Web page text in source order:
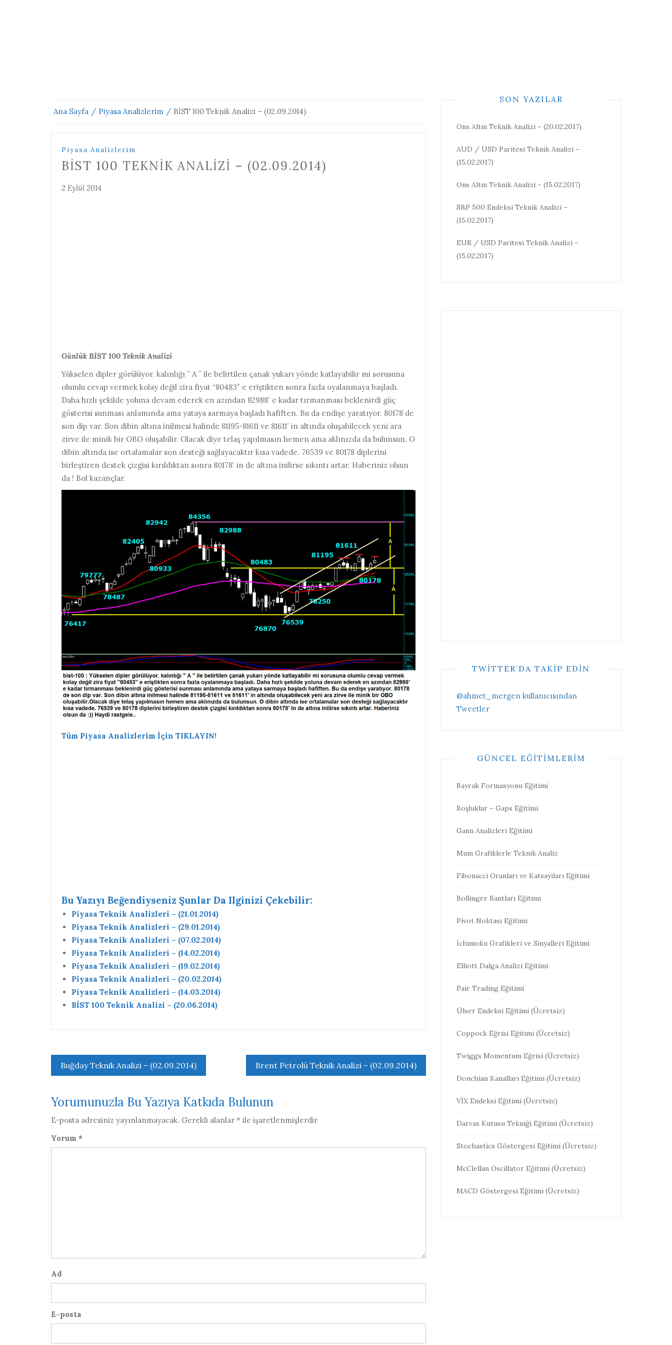
Ana Sayfa Piyasa Analizlerim BİST 100 Teknik Analizi – (02.09.2014)
Piyasa Analizlerim
BİST 100 TEKNIK ANALIZI – (02.09.2014)
2 Eylül 2014
Günlük BİST 100 Teknik Analizi
Yükselen dipler görülüyor. kalınlığı ” A ” ile belirtilen çanak yukarı yönde katlayabilir mi sorusuna
olumlu cevap vermek kolay değil zira fiyat “80483″ e eriştikten sonra fazla oyalanmaya başladı.
Daha hızlı şekilde yoluna devam ederek en azından 82988′ e kadar tırmanması beklenirdi güç
gösterisi sunması anlamında ama yataya sarmaya başladı hafiften. Bu da endişe yaratıyor. 80178 de
son dip var. Son dibin altına inilmesi halinde 81195-81611 ve 81611′ in altında oluşabilecek yeni ara
zirve ile minik bir OBO oluşabilir. Olacak diye telaş yapılmasın hemen ama aklınızda da bulunsun. O
dibin altında ise ortalamalar son desteği sağlayacaktır kısa vadede. 76539 ve 80178 diplerini
birleştiren destek çizgisi kırıldıktan sonra 80178′ in de altına inilirse sıkıntı artar. Haberiniz olsun
da ! Bol kazançlar.
Tüm Piyasa Analizlerim İçin TIKLAYIN!
Bu Yazıyı Beğendiyseniz Şunlar Da Ilginizi Çekebilir:
Piyasa Teknik Analizleri – (21.01.2014)
Piyasa Teknik Analizleri – (29.01.2014)
Piyasa Teknik Analizleri – (07.02.2014)
Piyasa Teknik Analizleri – (14.02.2014)
Piyasa Teknik Analizleri – (19.02.2014)
Piyasa Teknik Analizleri – (20.02.2014)
Piyasa Teknik Analizleri – (14.03.2014)
BİST 100 Teknik Analizi – (20.06.2014)
Yazı
gezinmesi
Buğday Teknik Analizi – (02.09.2014) Brent Petrolü Teknik Analizi – (02.09.2014)
Yorumunuzla Bu Yazıya Katkıda Bulunun
E-posta adresiniz yayınlanmayacak. Gerekli alanlar * ile işaretlenmişlerdir
Yorum *
Ad
E-posta
SON YAZILAR
Ons Altın Teknik Analizi – (20.02.2017)
AUD / USD Paritesi Teknik Analizi –
(15.02.2017)
Ons Altın Teknik Analizi – (15.02.2017)
S&P 500 Endeksi Teknik Analizi –
(15.02.2017)
EUR / USD Paritesi Teknik Analizi –
(15.02.2017)
TWITTER’DA TAKIP EDIN
@ahmet_mergen kullanıcısından
Tweetler
GÜNCEL EĞITIMLERIM
Bayrak Formasyonu Eğitimi
Boşluklar – Gaps Eğitimi
Gann Analizleri Eğitimi
Mum Grafiklerle Teknik Analiz
Fibonacci Oranları ve Katsayıları Eğitimi
Bollinger Bantları Eğitimi
Pivot Noktası Eğitimi
İchimoku Grafikleri ve Sinyalleri Eğitimi
Elliott Dalga Analizi Eğitimi
Pair Trading Eğitimi
Ülser Endeksi Eğitimi (Ücretsiz)
Coppock Eğrisi Eğitimi (Ücretsiz)
Twiggs Momentum Eğrisi (Ücretsiz)
Donchian Kanalları Eğitimi (Ücretsiz)
VİX Endeksi Eğitimi (Ücretsiz)
Darvas Kutusu Tekniği Eğitimi (Ücretsiz)
Stochastics Göstergesi Eğitimi (Ücretsiz)
McClellan Oscillator Eğitimi (Ücretsiz)
MACD Göstergesi Eğitimi (Ücretsiz)